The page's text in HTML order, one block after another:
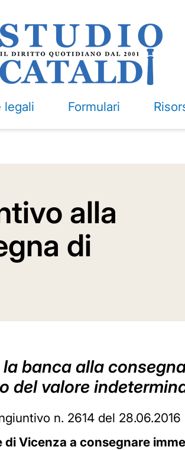
legali Formulari
alla
di
banca alla
del valore
n. 2614 del 28.06.2016
Vicenza a consegnare